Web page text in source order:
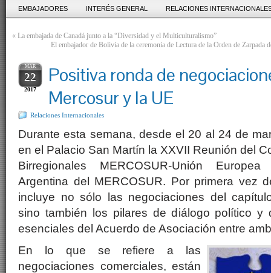
EMBAJADORES INTERÉS GENERAL RELACIONES
« La embajada de Canadá junto a la “Diversidad y el Multiculturalismo”
El embajador de Bolivia de la ceremonia de Lectura de la Orden de Zarpada
MAR
22
2017
Positiva ronda de
Mercosur y la UE
Relaciones Internacionales
Durante esta semana, desde el 20 al 24 de
en el Palacio San Martín la XXVII Reunión del
Birregionales MERCOSUR-Unión
Argentina del MERCOSUR. Por primera vez
incluye no sólo las negociaciones del
sino también los pilares de diálogo político y
esenciales del Acuerdo de Asociación entre
En lo que se refiere a las
negociaciones comerciales, están